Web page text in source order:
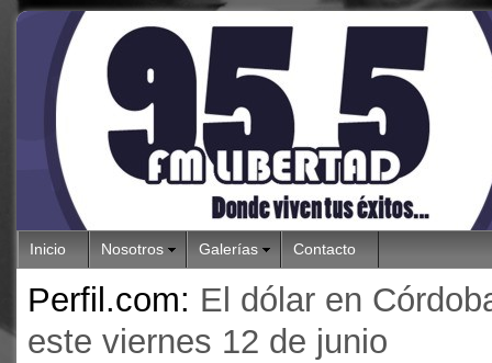
Inicio Nosotros Galerías Contacto
Perfil.com: El dólar en
este viernes 12 de junio